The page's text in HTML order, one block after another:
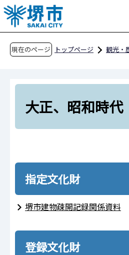
こ
の
ペ
現在のページ トップページ
観光・
文化財紹介ページ
大正、昭和時代
大正、昭和時代
指定文化財
堺市建物疎開記録関係資料
登録文化財